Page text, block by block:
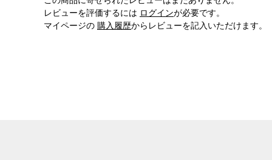
レビューを評価するには ログインが必要です。
マイページの 購入履歴からレビューを記入いただけます。